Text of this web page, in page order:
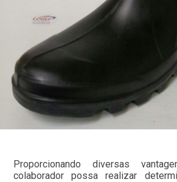
Proporcionando diversas
colaborador possa realizar